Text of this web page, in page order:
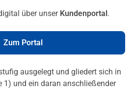
über unser Kundenportal .
Zum Portal
ausgelegt und gliedert sich in
1) und ein daran anschließender